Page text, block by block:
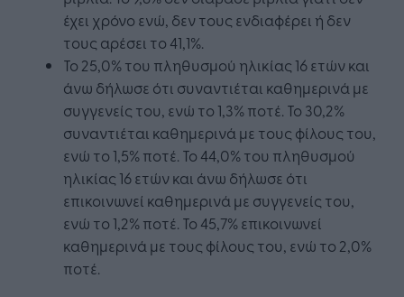
έχει χρόνο ενώ, δεν τους ενδιαφέρει ή δεν
τους αρέσει το 41,1%.
Το 25,0% του πληθυσμού ηλικίας 16 ετών και
άνω δήλωσε ότι συναντιέται καθημερινά με
συγγενείς του, ενώ το 1,3% ποτέ. Το 30,2%
συναντιέται καθημερινά με τους φίλους του,
ενώ το 1,5% ποτέ. Το 44,0% του πληθυσμού
ηλικίας 16 ετών και άνω δήλωσε ότι
επικοινωνεί καθημερινά με συγγενείς του,
ενώ το 1,2% ποτέ. Το 45,7% επικοινωνεί
καθημερινά με τους φίλους του, ενώ το 2,0%
ποτέ.